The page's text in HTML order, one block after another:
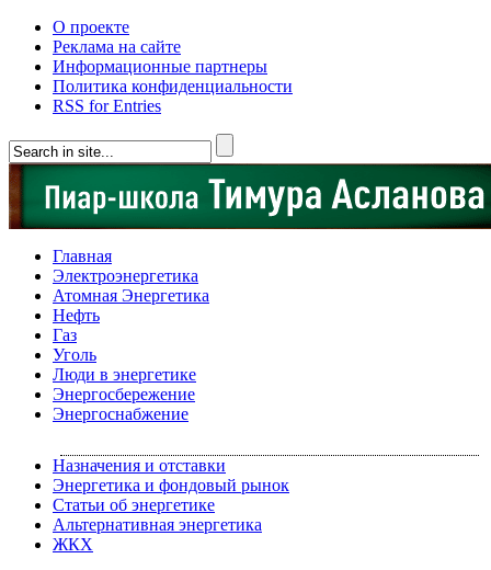
О проекте
Реклама на сайте
Информационные партнеры
Политика конфиденциальности
RSS for Entries
Главная
Электроэнергетика
Атомная Энергетика
Нефть
Газ
Уголь
Люди в энергетике
Энергосбережение
Энергоснабжение
Назначения и отставки
Энергетика и фондовый рынок
Статьи об энергетике
Альтернативная энергетика
ЖКХ